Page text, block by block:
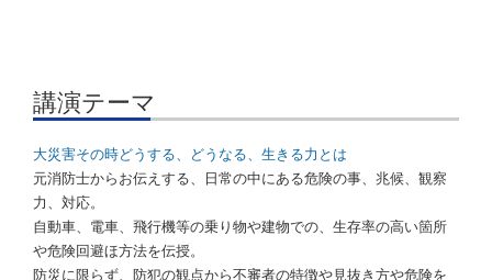
講演テーマ
大災害その時どうする、どうなる、生きる力とは
元消防士からお伝えする、日常の中にある危険の事、兆候、観察
力、対応。
自動車、電車、飛行機等の乗り物や建物での、生存率の高い箇所
や危険回避ほ方法を伝授。
防災に限らず、防犯の観点から不審者の特徴や見抜き方や危険を